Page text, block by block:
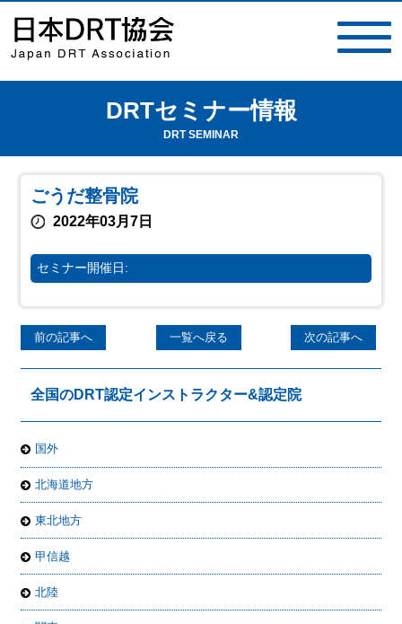
DRTセミナー情報
DRT SEMINAR
ごうだ整骨院
2022年03月7日
セミナー開催日:
前の記事へ 一覧へ戻る 次の記事へ
全国のDRT認定インストラクター&認定院
国外
北海道地方
東北地方
甲信越
北陸